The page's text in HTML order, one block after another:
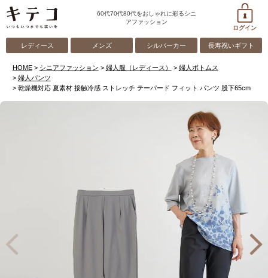
60代70代80代をおしゃれに彩るシニ
アファッション
ログイン
レディース メンズ シルバーカー 長寿祝いギフト
HOME シニアファッション 婦人服（レディース）
婦人ボトムス
婦人パンツ
乾燥機対応 夏素材 接触冷感 ストレッチ テーパード フィット パンツ 股下65cm